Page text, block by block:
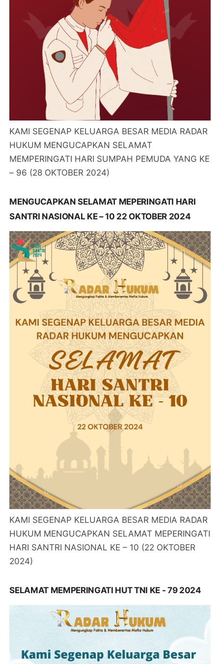
KAMI SEGENAP KELUARGA BESAR MEDIA RADAR
HUKUM MENGUCAPKAN SELAMAT
MEMPERINGATI HARI SUMPAH PEMUDA YANG KE
– 96 (28 OKTOBER 2024)
MENGUCAPKAN SELAMAT MEPERINGATI HARI
SANTRI NASIONAL KE – 10 22 OKTOBER 2024
KAMI SEGENAP KELUARGA BESAR MEDIA RADAR
HUKUM MENGUCAPKAN SELAMAT MEPERINGATI
HARI SANTRI NASIONAL KE – 10 (22 OKTOBER
2024)
SELAMAT MEMPERINGATI HUT TNI KE - 79 2024